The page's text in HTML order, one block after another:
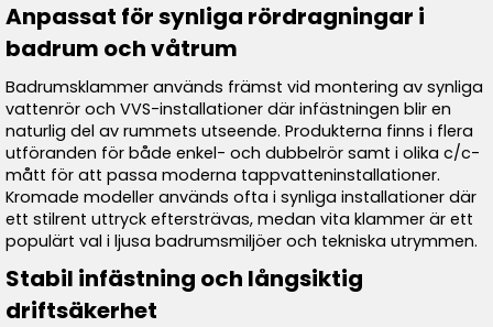
Anpassat för synliga rördragningar i
badrum och våtrum
Badrumsklammer används främst vid montering av synliga
vattenrör och VVS-installationer där infästningen blir en
naturlig del av rummets utseende. Produkterna finns i flera
utföranden för både enkel- och dubbelrör samt i olika c/c-
mått för att passa moderna tappvatteninstallationer.
Kromade modeller används ofta i synliga installationer där
ett stilrent uttryck eftersträvas, medan vita klammer är ett
populärt val i ljusa badrumsmiljöer och tekniska utrymmen.
Stabil infästning och långsiktig
driftsäkerhet